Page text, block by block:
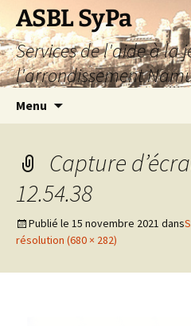
Aller
au
contenu
ASBL SyPa
Services de l'aide à la
l'arrondissement
Menu
Capture
12.54.38
Publié le 15 novembre 2021 dans
résolution (680 × 282)